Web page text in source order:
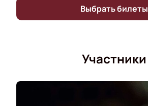
Выбрать билеты
Участники